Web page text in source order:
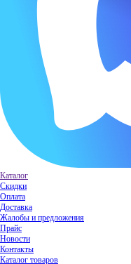
Каталог
Скидки
Оплата
Доставка
Жалобы и предложения
Прайс
Новости
Контакты
Каталог товаров